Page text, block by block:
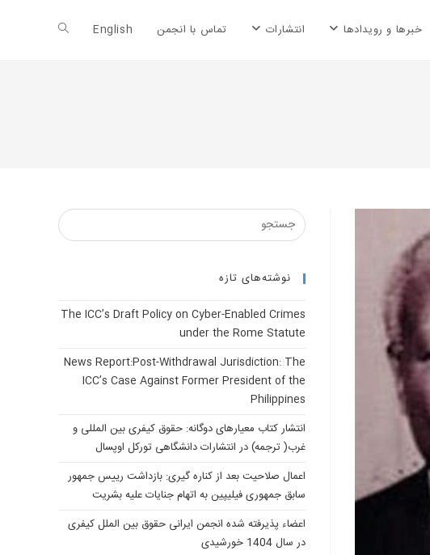
خبرها و رویدادها انتشارات تماس با انجمن English
Toggle
نوشته‌های تازه
The ICC’s Draft Policy on Cyber-Enabled Crimes
under the Rome Statute
News Report:Post-Withdrawal Jurisdiction: The
ICC’s Case Against Former President of the
Philippines
انتشار کتاب معیارهای دوگانه: حقوق کیفری بین المللی و
غرب( ترجمه) در انتشارات دانشگاهی تورکل اوپسال
اعمال صلاحیت بعد از کناره گیری: بازداشت رییس جمهور
سابق جمهوری فیلیپین به اتهام جنایات علیه بشریت
اعضاء پذیرفته شده انجمن ایرانی حقوق بین الملل کیفری
در سال 1404 خورشیدی